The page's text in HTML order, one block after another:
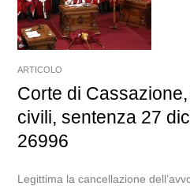
ARTICOLO
Corte di
civili, sentenza 27
26996
Legittima la cancellazione